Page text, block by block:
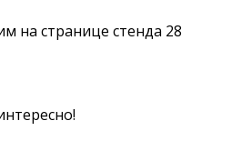
на странице стенда 28